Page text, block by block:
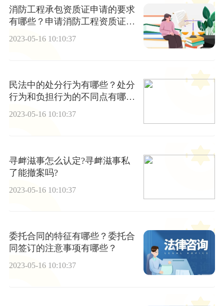
消防工程承包资质证申请的要求
有哪些？申请消防工程资质证的
技术条件要求有哪些？
2023-05-16 10:10:37
民法中的处分行为有哪些？处分
行为和负担行为的不同点有哪
些？
2023-05-16 10:10:37
寻衅滋事怎么认定?寻衅滋事私
了能撤案吗?
2023-05-16 10:10:37
委托合同的特征有哪些？委托合
同签订的注意事项有哪些？
2023-05-16 10:10:37